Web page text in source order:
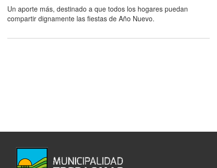
Un aporte más, destinado a que todos los hogares puedan
compartir dignamente las fiestas de Año Nuevo.